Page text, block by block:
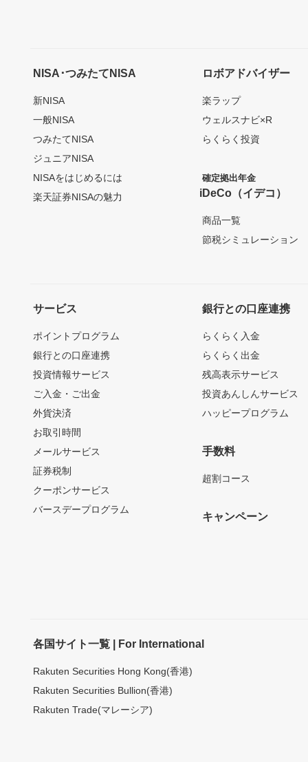
NISA･つみたてNISA
新NISA
一般NISA
つみたてNISA
ジュニアNISA
NISAをはじめるには
楽天証券NISAの魅力
ロボアドバイザー
楽ラップ
ウェルスナビ×R
らくらく投資
確定拠出年金
iDeCo（イデコ）
商品一覧
節税シミュレーション
サービス
ポイントプログラム
銀行との口座連携
投資情報サービス
ご入金・ご出金
外貨決済
お取引時間
メールサービス
証券税制
クーポンサービス
バースデープログラム
銀行との口座連携
らくらく入金
らくらく出金
残高表示サービス
投資あんしんサービス
ハッピープログラム
手数料
超割コース
キャンペーン
各国サイト一覧 | For International
Rakuten Securities Hong Kong(香港)
Rakuten Securities Bullion(香港)
Rakuten Trade(マレーシア)